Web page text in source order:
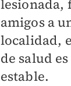
lesionada,
amigos a
localidad,
de salud
estable.